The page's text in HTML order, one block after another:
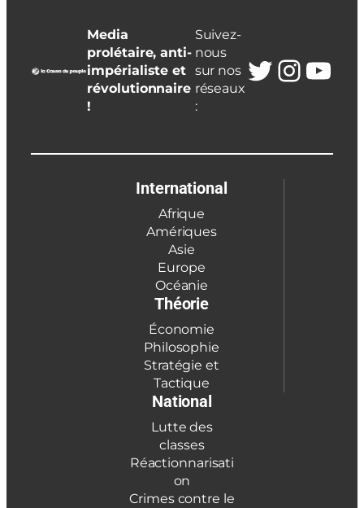
Media
prolétaire, anti-
impérialiste et
révolutionnaire
!
Suivez-
nous
sur nos
réseaux
:
Twitter
International
Afrique
Amériques
Asie
Europe
Océanie
Théorie
Économie
Philosophie
Stratégie et
Tactique
National
Lutte des
classes
Réactionnarisati
on
Crimes contre le